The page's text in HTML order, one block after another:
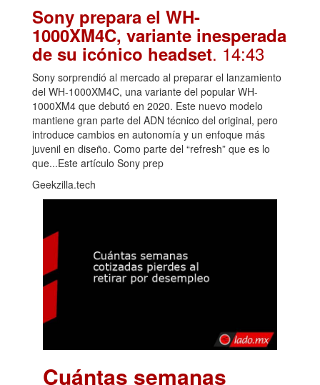
Sony prepara el WH-
1000XM4C, variante inesperada
de su icónico headset. 14:43
Sony sorprendió al mercado al preparar el lanzamiento
del WH-1000XM4C, una variante del popular WH-
1000XM4 que debutó en 2020. Este nuevo modelo
mantiene gran parte del ADN técnico del original, pero
introduce cambios en autonomía y un enfoque más
juvenil en diseño. Como parte del “refresh” que es lo
que...Este artículo Sony prep
Geekzilla.tech
Cuántas semanas